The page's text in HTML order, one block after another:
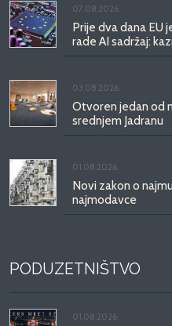
07.08.2026.
Prije dva dana EU
rade AI sadržaj:
03.08.2026.
Otvoren jedan od
srednjem Jadranu
01.08.2026.
Novi zakon o
najmodavce
PODUZETNIŠTVO
01.08.2026.